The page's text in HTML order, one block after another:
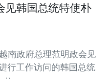
见韩国总统特使朴
南政府总理范明政会见
行工作访问的韩国总统